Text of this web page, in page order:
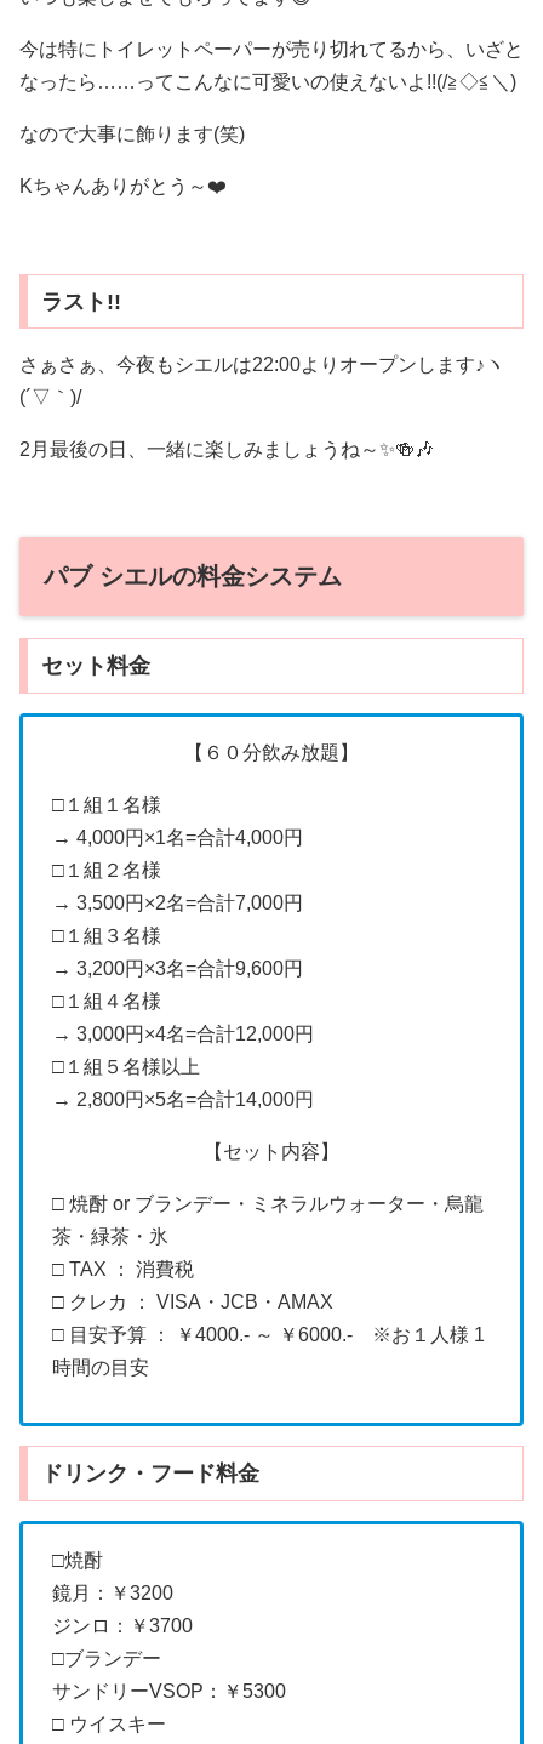
今は特にトイレットペーパーが売り切れてるから、いざと
なったら……ってこんなに可愛いの使えないよ!!(/≧◇≦＼)
なので大事に飾ります(笑)
Kちゃんありがとう～❤️
ラスト!!
さぁさぁ、今夜もシエルは22:00よりオープンします♪ヽ
(´▽｀)/
2月最後の日、一緒に楽しみましょうね～✨🍻🎶
パブ シエルの料金システム
セット料金
【６０分飲み放題】
□１組１名様
→ 4,000円×1名=合計4,000円
□１組２名様
→ 3,500円×2名=合計7,000円
□１組３名様
→ 3,200円×3名=合計9,600円
□１組４名様
→ 3,000円×4名=合計12,000円
□１組５名様以上
→ 2,800円×5名=合計14,000円
【セット内容】
□ 焼酎 or ブランデー・ミネラルウォーター・烏龍
茶・緑茶・氷
□ TAX ： 消費税
□ クレカ ： VISA・JCB・AMAX
□ 目安予算 ： ￥4000.- ～ ￥6000.- ※お１人様 1
時間の目安
ドリンク・フード料金
□焼酎
鏡月：￥3200
ジンロ：￥3700
□ブランデー
サンドリーVSOP：￥5300
□ ウイスキー